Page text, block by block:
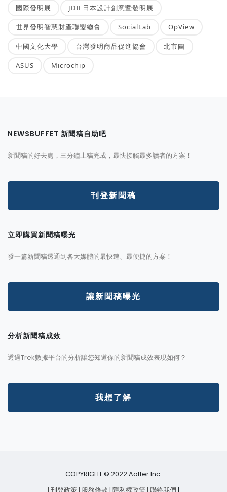
國際發明展 JDIE日本設計創意暨發明展
世界發明智慧財產聯盟總會 SocialLab OpView
中國文化大學 台灣發明商品促進協會 北市圖
ASUS Microchip
NEWSBUFFET 新聞稿自助吧
新聞稿的好去處，三分鐘上稿完成，最快接觸最多讀者的方案！
刊登新聞稿
立即購買新聞稿曝光
發一篇新聞稿透通到各大媒體的最快速、最便捷的方案！
讓新聞稿曝光
分析新聞稿成效
透過Trek數據平台的分析讓您知道你的新聞稿成效表現如何？
我想了解
COPYRIGHT © 2022 Aotter Inc.